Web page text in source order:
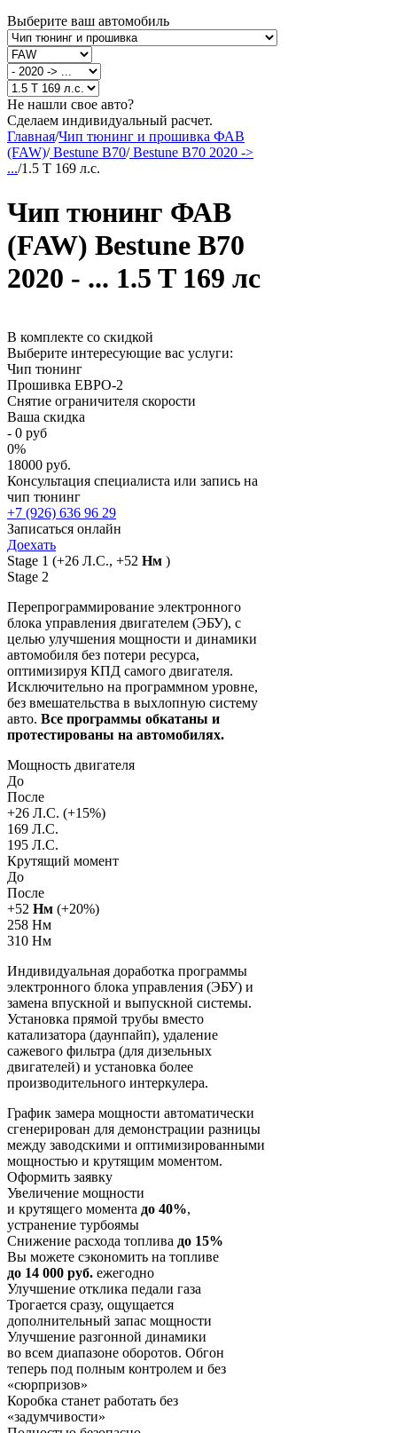
Выберите ваш автомобиль
Не нашли свое авто?
Сделаем индивидуальный расчет.
Главная/Чип тюнинг и прошивка ФАВ
(FAW)/Bestune B70/Bestune B70 2020 ->
.../1.5 T 169 л.с.
Чип тюнинг ФАВ
(FAW) Bestune B70
2020 - ... 1.5 T 169 лс
В комплекте со скидкой
Выберите интересующие вас услуги:
Чип тюнинг
Прошивка ЕВРО-2
Снятие ограничителя скорости
Ваша скидка
- 0 руб
0%
18000 руб.
Консультация специалиста или запись на
чип тюнинг
+7 (926) 636 96 29
Записаться онлайн
Доехать
Stage 1 (+26 Л.С., +52 Нм )
Stage 2
Перепрограммирование электронного
блока управления двигателем (ЭБУ), с
целью улучшения мощности и динамики
автомобиля без потери ресурса,
оптимизируя КПД самого двигателя.
Исключительно на программном уровне,
без вмешательства в выхлопную систему
авто. Все программы обкатаны и
протестированы на автомобилях.
Мощность двигателя
До
После
+26 Л.С. (+15%)
169 Л.С.
195 Л.С.
Крутящий момент
До
После
+52 Нм (+20%)
258 Нм
310 Нм
Индивидуальная доработка программы
электронного блока управления (ЭБУ) и
замена впускной и выпускной системы.
Установка прямой трубы вместо
катализатора (даунпайп), удаление
сажевого фильтра (для дизельных
двигателей) и установка более
производительного интеркулера.
График замера мощности автоматически
сгенерирован для демонстрации разницы
между заводскими и оптимизированными
мощностью и крутящим моментом.
Оформить заявку
Увеличение мощности
и крутящего момента до 40%,
устранение турбоямы
Снижение расхода топлива до 15%
Вы можете сэкономить на топливе
до 14 000 руб. ежегодно
Улучшение отклика педали газа
Трогается сразу, ощущается
дополнительный запас мощности
Улучшение разгонной динамики
во всем диапазоне оборотов. Обгон
теперь под полным контролем и без
«сюрпризов»
Коробка станет работать без
«задумчивости»